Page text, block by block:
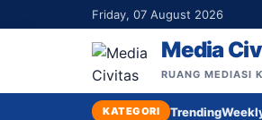
Friday, 07 August 2026
Media
RUANG MEDIASI
KATEGORI Trending